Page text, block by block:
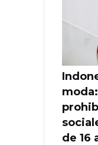
de 16